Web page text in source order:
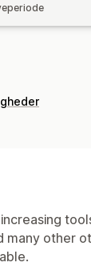
many other